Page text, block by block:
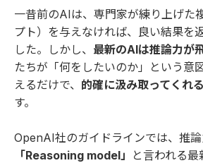
一昔前のAIは、専門家が練り上げた
プト）を与えなければ、良い結果を
した。しかし、 最新のAIは推論力が
たちが「何をしたいのか」という意
えるだけで、 的確に汲み取ってくれる
す。
OpenAI社のガイドラインでは、推
「Reasoning model」
と言われる